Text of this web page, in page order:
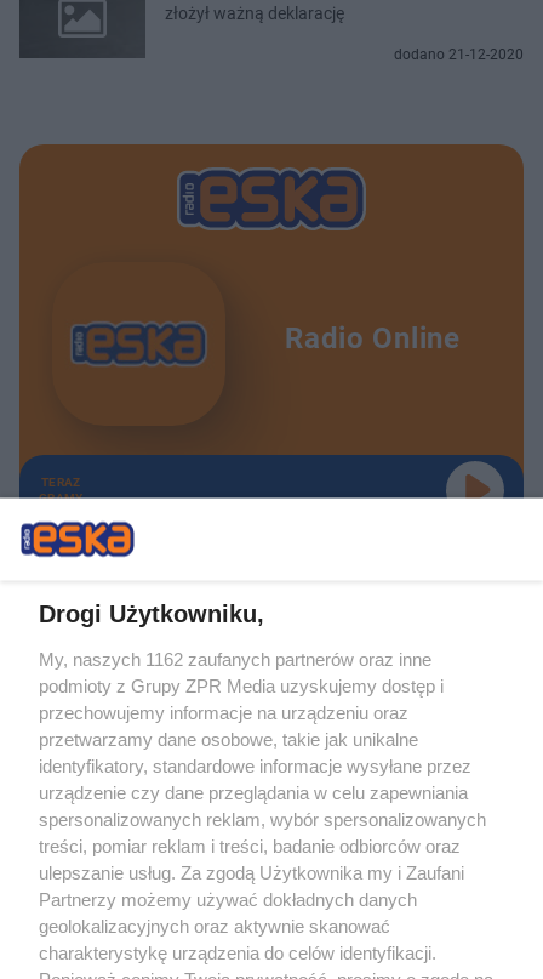
złożył ważną deklarację
dodano 21-12-2020
Radio Online
TERAZ
GRAMY
Żaden utwór zamieszczony w serwisie nie może być powielany i
rozpowszechniany lub dalej rozpowszechniany w jakikolwiek sposób (w
tym także elektroniczny lub mechaniczny) na jakimkolwiek polu
eksploatacji w jakiejkolwiek formie, włącznie z umieszczaniem w Internecie
bez pisemnej zgody właściciela praw. Jakiekolwiek użycie lub
wykorzystanie utworów w całości lub w części z naruszeniem prawa, tzn.
bez właściwej zgody, jest zabronione pod groźbą kary i może być ścigane
prawnie.
Drogi Użytkowniku,
My, naszych 1162 zaufanych partnerów oraz inne
podmioty z Grupy ZPR Media uzyskujemy dostęp i
przechowujemy informacje na urządzeniu oraz
przetwarzamy dane osobowe, takie jak unikalne
identyfikatory, standardowe informacje wysyłane przez
urządzenie czy dane przeglądania w celu zapewniania
spersonalizowanych reklam, wybór spersonalizowanych
treści, pomiar reklam i treści, badanie odbiorców oraz
ulepszanie usług. Za zgodą Użytkownika my i Zaufani
Partnerzy możemy używać dokładnych danych
geolokalizacyjnych oraz aktywnie skanować
charakterystykę urządzenia do celów identyfikacji.